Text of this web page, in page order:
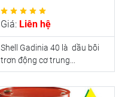
Giá: Liên hệ
Shell Gadinia 40 là dầu bôi
trơn động cơ trung...